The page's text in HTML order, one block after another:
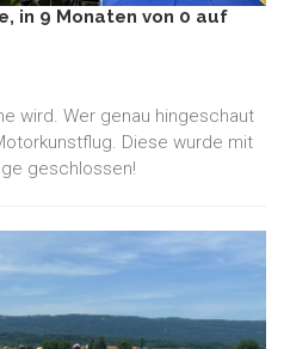
in 9 Monaten von 0 auf
wird. Wer genau hingeschaut
Diese wurde mit
geschlossen!